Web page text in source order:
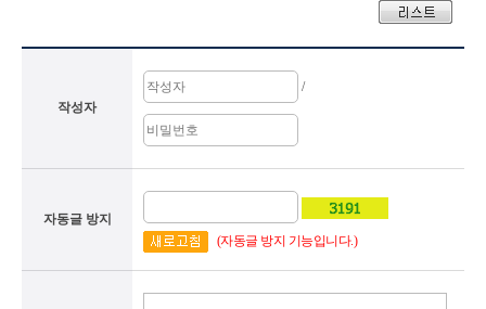
작성자
/
자동글 방지
(자동글 방지 기능입니다.)